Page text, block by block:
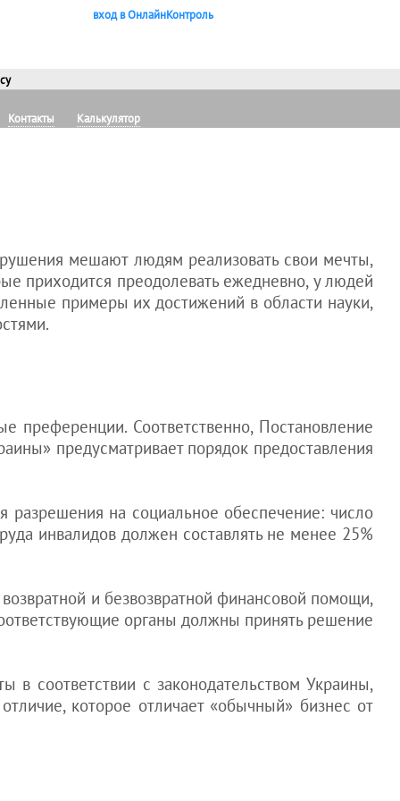
вход в ОнлайнКонтроль
Контакты Калькулятор
мешают людям реализовать свои мечты,
приходится преодолевать ежедневно, у людей
примеры их достижений в области науки,
преференции. Соответственно, Постановление
предусматривает порядок предоставления
на социальное обеспечение: число
инвалидов должен составлять не менее 25%
и безвозвратной финансовой помощи,
органы должны принять решение
соответствии с законодательством Украины,
которое отличает «обычный» бизнес от